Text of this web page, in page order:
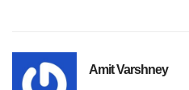
Amit Varshney